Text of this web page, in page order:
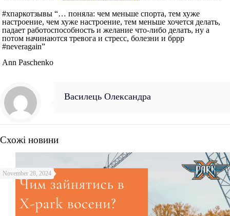
#хпаркотзывы “… поняла: чем меньше спорта, тем хуже
настроение, чем хуже настроение, тем меньше хочется делать,
падает работоспособность и желание что-либо делать, ну а
потом начинаются тревога и стресс, болезни и бррр
#neveragain”
Ann Paschenko
Василець Олександра
Схожі новини
November 28, 2024